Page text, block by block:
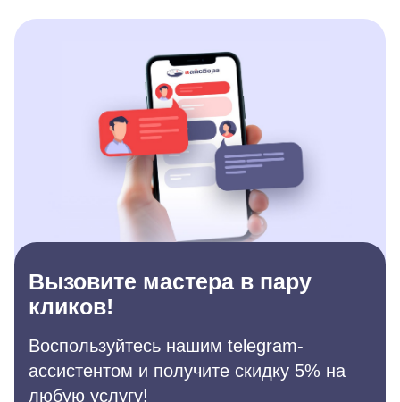
Вызовите мастера в пару
кликов!
Воспользуйтесь нашим telegram-
ассистентом и получите скидку 5% на
любую услугу!